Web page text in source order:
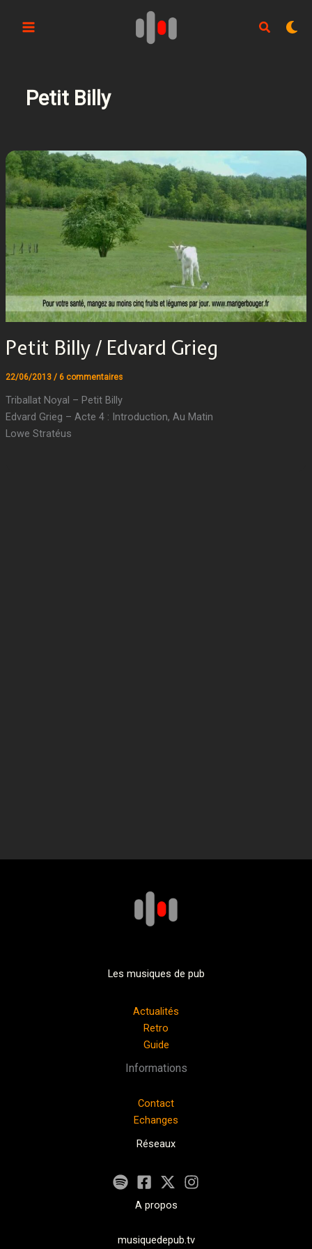
Petit Billy
Petit Billy / Edvard Grieg
22/06/2013 / 6 commentaires
Triballat Noyal – Petit Billy
Edvard Grieg – Acte 4 : Introduction, Au Matin
Lowe Stratéus
Les musiques de pub
Actualités
Retro
Guide
Informations
Contact
Echanges
Réseaux
A propos
musiquedepub.tv